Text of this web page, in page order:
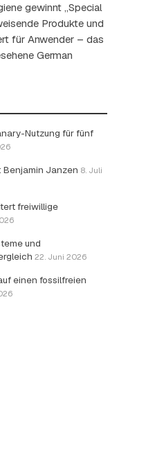
gewinnt „Special
Produkte und
für Anwender – das
German
Nutzung für fünf
Benjamin Janzen 8. Juli
freiwillige
und
22. Juni 2026
einen fossilfreien